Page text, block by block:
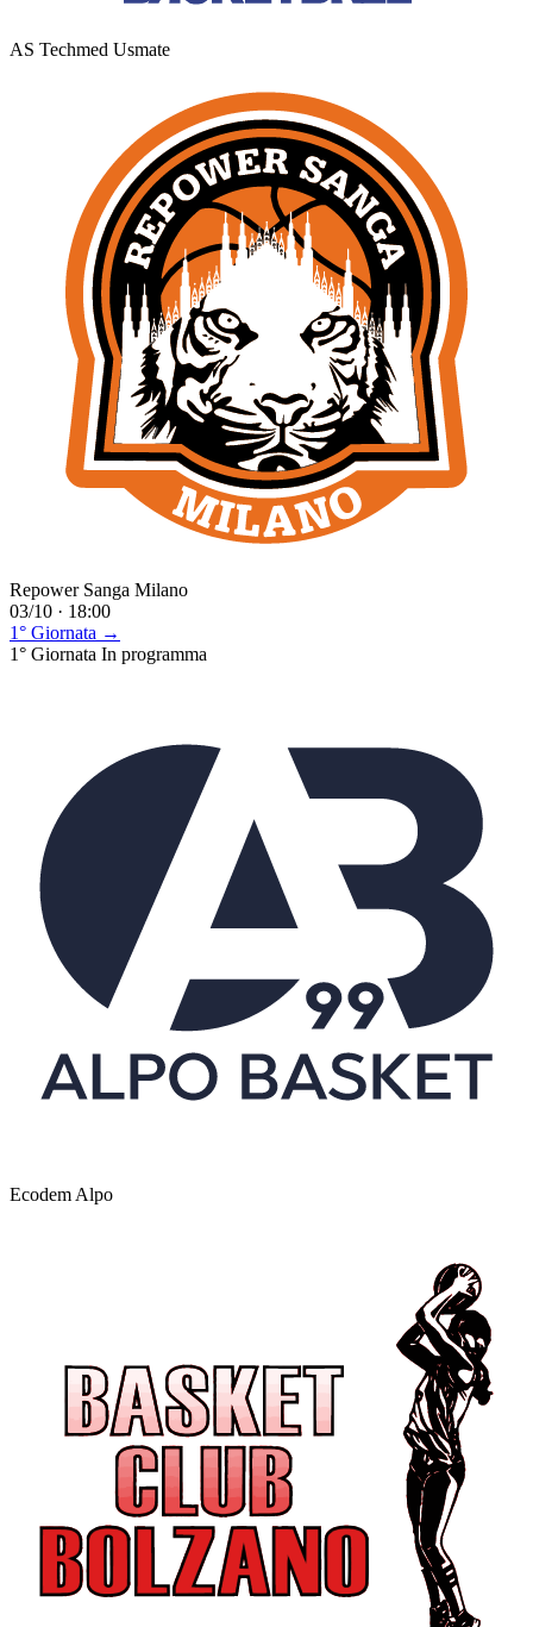
AS Techmed Usmate
Repower Sanga Milano
03/10 · 18:00
1° Giornata →
1° Giornata In programma
Ecodem Alpo